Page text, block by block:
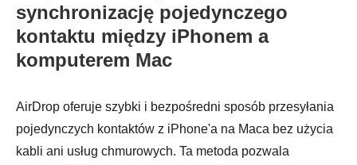
synchronizację pojedynczego
kontaktu między iPhonem a
komputerem Mac
AirDrop oferuje szybki i bezpośredni sposób przesyłania
pojedynczych kontaktów z iPhone'a na Maca bez użycia
kabli ani usług chmurowych. Ta metoda pozwala